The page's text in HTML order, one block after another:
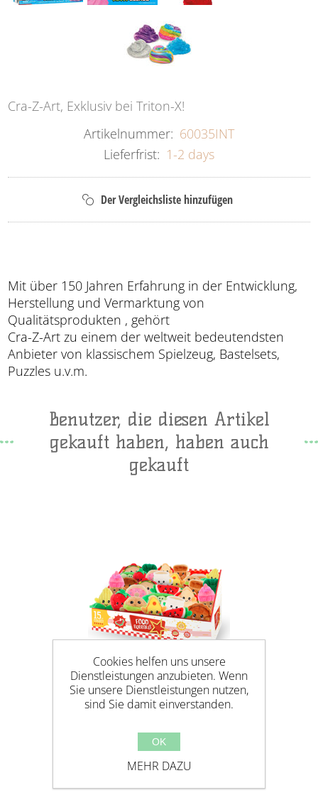
Cra-Z-Art, Exklusiv bei Triton-X!
Artikelnummer: 60035INT
Lieferfrist: 1-2 days
Mit über 150 Jahren Erfahrung in der Entwicklung,
Herstellung und Vermarktung von
Qualitätsprodukten , gehört
Cra-Z-Art zu einem der weltweit bedeutendsten
Anbieter von klassischem Spielzeug, Bastelsets,
Puzzles u.v.m.
Benutzer, die diesen Artikel
gekauft haben, haben auch
gekauft
FOOD BOBBALLS
Cookies helfen uns unsere
Dienstleistungen anzubieten. Wenn
Sie unsere Dienstleistungen nutzen,
sind Sie damit einverstanden.
OK
MEHR DAZU